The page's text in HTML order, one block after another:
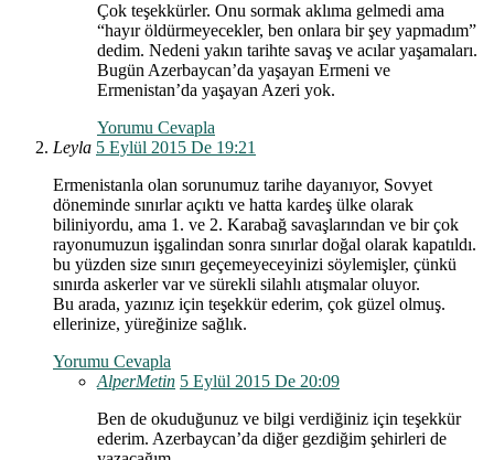
Çok teşekkürler. Onu sormak aklıma gelmedi ama
“hayır öldürmeyecekler, ben onlara bir şey yapmadım”
dedim. Nedeni yakın tarihte savaş ve acılar yaşamaları.
Bugün Azerbaycan’da yaşayan Ermeni ve
Ermenistan’da yaşayan Azeri yok.
Yorumu Cevapla
Leyla 5 Eylül 2015 De 19:21
Ermenistanla olan sorunumuz tarihe dayanıyor, Sovyet
döneminde sınırlar açıktı ve hatta kardeş ülke olarak
biliniyordu, ama 1. ve 2. Karabağ savaşlarından ve bir çok
rayonumuzun işgalindan sonra sınırlar doğal olarak kapatıldı.
bu yüzden size sınırı geçemeyeceyinizi söylemişler, çünkü
sınırda askerler var ve sürekli silahlı atışmalar oluyor.
Bu arada, yazınız için teşekkür ederim, çok güzel olmuş.
ellerinize, yüreğinize sağlık.
Yorumu Cevapla
AlperMetin 5 Eylül 2015 De 20:09
Ben de okuduğunuz ve bilgi verdiğiniz için teşekkür
ederim. Azerbaycan’da diğer gezdiğim şehirleri de